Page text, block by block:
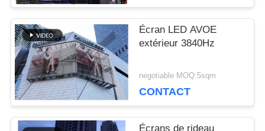
AFFAIRES
LE
BLOG
Écran LED AVOE
extérieur 3840Hz
negotiable MOQ:5sqm
CONTACT
Écrans de rideau